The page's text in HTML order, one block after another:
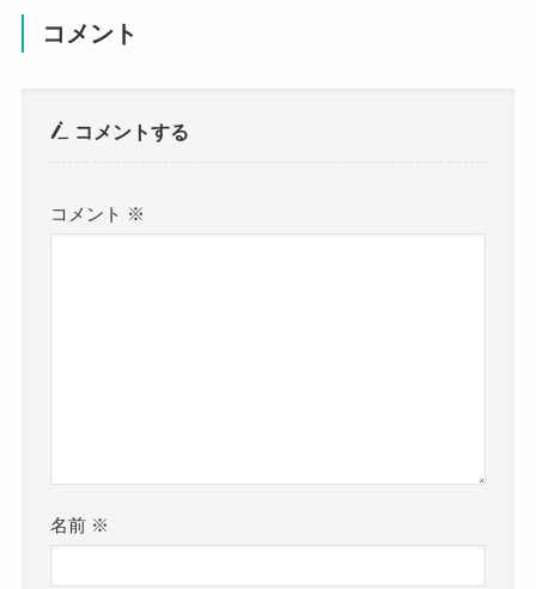
コメント
コメントする
コメント ※
名前 ※